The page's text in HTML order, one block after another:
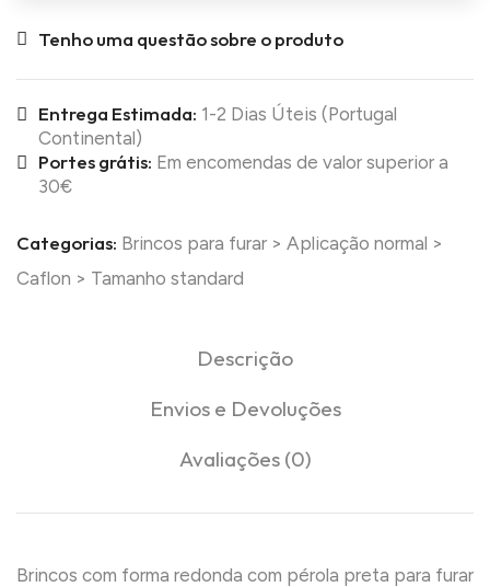
Tenho uma questão sobre o produto
Entrega Estimada: 1-2 Dias Úteis (Portugal
Continental)
Portes grátis: Em encomendas de valor superior a
30€
Categorias: Brincos para furar > Aplicação normal >
Caflon > Tamanho standard
Descrição
Envios e Devoluções
Avaliações (0)
Brincos com forma redonda com pérola preta para furar